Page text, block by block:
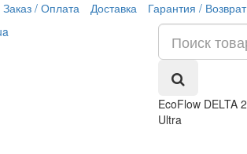
Заказ / Оплата Доставка Гарантия / Возврат
EcoFlow DELTA 2
Ultra